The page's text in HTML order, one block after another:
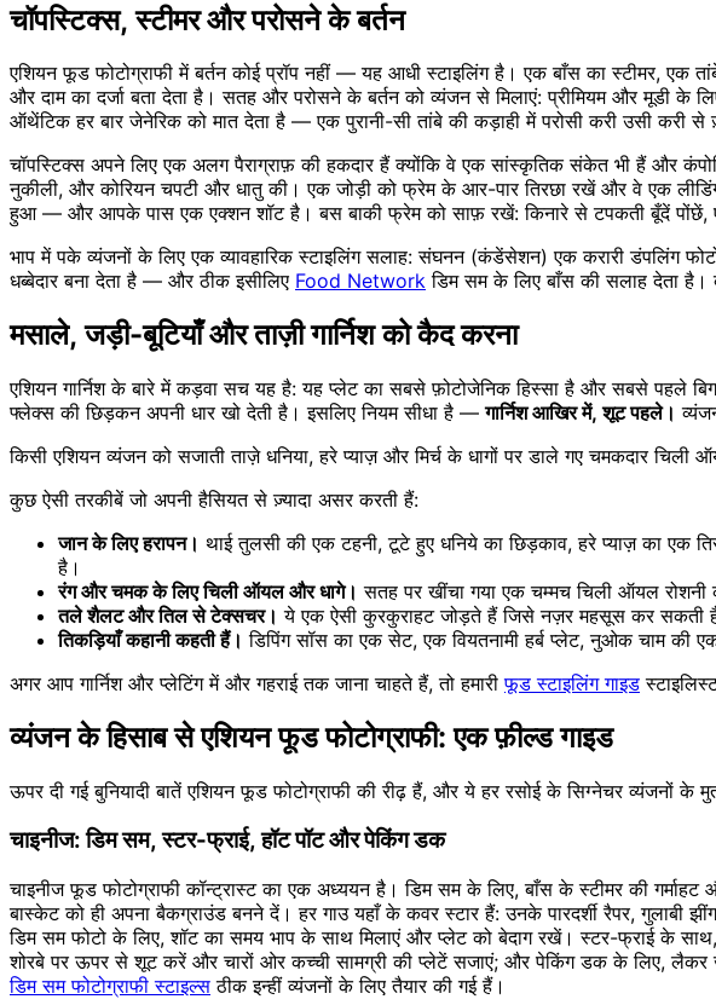
चॉपस्टिक्स, स्टीमर और परोसने के बर्तन
एशियन फूड फोटोग्राफी में बर्तन कोई प्रॉप नहीं — यह आधी स्टाइलिंग है। एक बाँस का स्टीमर,
और दाम का दर्जा बता देता है। सतह और परोसने के बर्तन को व्यंजन से मिलाएं: प्रीमियम और
ऑथेंटिक हर बार जेनेरिक को मात देता है — एक पुरानी-सी तांबे की कड़ाही में परोसी करी उसी करी से
चॉपस्टिक्स अपने लिए एक अलग पैराग्राफ़ की हकदार हैं क्योंकि वे एक सांस्कृतिक संकेत भी हैं और
नुकीली, और कोरियन चपटी और धातु की। एक जोड़ी को फ्रेम के आर-पार तिरछा रखें और वे एक
हुआ — और आपके पास एक एक्शन शॉट है। बस बाकी फ्रेम को साफ़ रखें: किनारे से टपकती बूँदें
भाप में पके व्यंजनों के लिए एक व्यावहारिक स्टाइलिंग सलाह: संघनन (कंडेंसेशन) एक करारी डंपलिंग
धब्बेदार बना देता है — और ठीक इसीलिए Food Network डिम सम के लिए बाँस की सलाह देता
मसाले, जड़ी-बूटियाँ और ताज़ी गार्निश को कैद करना
एशियन गार्निश के बारे में कड़वा सच यह है: यह प्लेट का सबसे फ़ोटोजेनिक हिस्सा है और सबसे पहले
फ्लेक्स की छिड़कन अपनी धार खो देती है। इसलिए नियम सीधा है —गार्निश आखिर में, शूट पहले।
किसी एशियन व्यंजन को सजाती ताज़े धनिया, हरे प्याज़ और मिर्च के धागों पर डाले गए चमकदार
कुछ ऐसी तरकीबें जो अपनी हैसियत से ज़्यादा असर करती हैं:
जान के लिए हरापन। थाई तुलसी की एक टहनी, टूटे हुए धनिये का छिड़काव, हरे प्याज़ का एक
है।
रंग और चमक के लिए चिली ऑयल और धागे। सतह पर खींचा गया एक चम्मच चिली ऑयल
तले शैलट और तिल से टेक्सचर। ये एक ऐसी कुरकुराहट जोड़ते हैं जिसे नज़र महसूस कर सकती
तिकड़ियाँ कहानी कहती हैं। डिपिंग सॉस का एक सेट, एक वियतनामी हर्ब प्लेट, नुओक चाम की
अगर आप गार्निश और प्लेटिंग में और गहराई तक जाना चाहते हैं, तो हमारीफूड स्टाइलिंग गाइड
व्यंजन के हिसाब से एशियन फूड फोटोग्राफी: एक फ़ील्ड गाइड
ऊपर दी गई बुनियादी बातें एशियन फूड फोटोग्राफी की रीढ़ हैं, और ये हर रसोई के सिग्नेचर व्यंजनों
चाइनीज: डिम सम, स्टर-फ्राई, हॉट पॉट और पेकिंग डक
चाइनीज फूड फोटोग्राफी कॉन्ट्रास्ट का एक अध्ययन है। डिम सम के लिए, बाँस के स्टीमर की
बास्केट को ही अपना बैकग्राउंड बनने दें। हर गाउ यहाँ के कवर स्टार हैं: उनके पारदर्शी रैपर,
डिम सम फोटो के लिए, शॉट का समय भाप के साथ मिलाएं और प्लेट को बेदाग रखें। स्टर-फ्राई के
शोरबे पर ऊपर से शूट करें और चारों ओर कच्ची सामग्री की प्लेटें सजाएं; और पेकिंग डक के लिए, लैकर
डिम सम फोटोग्राफी स्टाइल्स ठीक इन्हीं व्यंजनों के लिए तैयार की गई हैं।